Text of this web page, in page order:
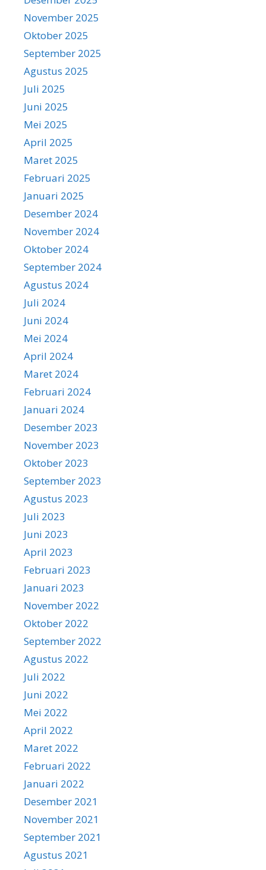
November 2025
Oktober 2025
September 2025
Agustus 2025
Juli 2025
Juni 2025
Mei 2025
April 2025
Maret 2025
Februari 2025
Januari 2025
Desember 2024
November 2024
Oktober 2024
September 2024
Agustus 2024
Juli 2024
Juni 2024
Mei 2024
April 2024
Maret 2024
Februari 2024
Januari 2024
Desember 2023
November 2023
Oktober 2023
September 2023
Agustus 2023
Juli 2023
Juni 2023
April 2023
Februari 2023
Januari 2023
November 2022
Oktober 2022
September 2022
Agustus 2022
Juli 2022
Juni 2022
Mei 2022
April 2022
Maret 2022
Februari 2022
Januari 2022
Desember 2021
November 2021
September 2021
Agustus 2021